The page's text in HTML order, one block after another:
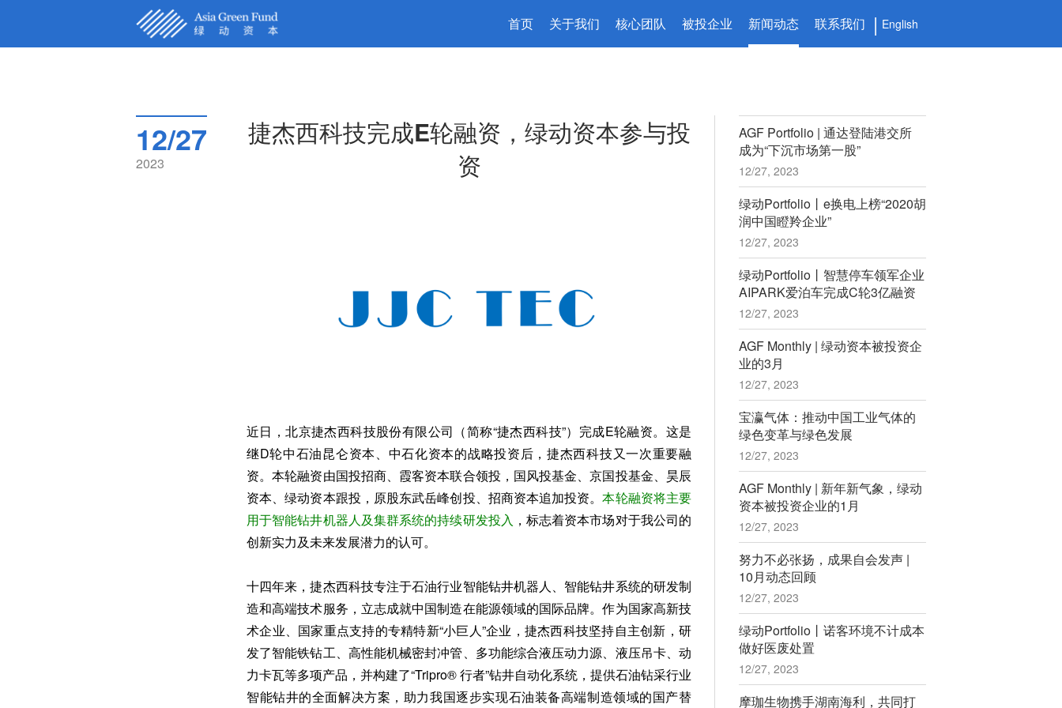
核心团队
English
首页 关于我们 核心团队 被投企业 新闻动态 联系我们
12/27
2023
捷杰西科技完成E轮融资，绿动资本参与投
资
近日，北京捷杰西科技股份有限公司（简称“捷杰西科技”）完成E轮融资。这是
继D轮中石油昆仑资本、中石化资本的战略投资后，捷杰西科技又一次重要融
资。本轮融资由国投招商、霞客资本联合领投，国风投基金、京国投基金、昊辰
资本、绿动资本跟投，原股东武岳峰创投、招商资本追加投资。本轮融资将主要
用于智能钻井机器人及集群系统的持续研发投入 ，标志着资本市场对于我公司的
创新实力及未来发展潜力的认可。
十四年来，捷杰西科技专注于石油行业智能钻井机器人、智能钻井系统的研发制
造和高端技术服务，立志成就中国制造在能源领域的国际品牌。作为国家高新技
术企业、国家重点支持的专精特新“小巨人”企业，捷杰西科技坚持自主创新，研
发了智能铁钻工、高性能机械密封冲管、多功能综合液压动力源、液压吊卡、动
力卡瓦等多项产品，并构建了“Tripro® 行者”钻井自动化系统，提供石油钻采行业
智能钻井的全面解决方案，助力我国逐步实现石油装备高端制造领域的国产替
AGF Portfolio | 通达登陆港交所
成为“下沉市场第一股”
12/27, 2023
绿动Portfolio丨e换电上榜“2020胡
润中国瞪羚企业”
12/27, 2023
绿动Portfolio丨智慧停车领军企业
AIPARK爱泊车完成C轮3亿融资
12/27, 2023
AGF Monthly | 绿动资本被投资企
业的3月
12/27, 2023
宝瀛气体：推动中国工业气体的
绿色变革与绿色发展
12/27, 2023
AGF Monthly | 新年新气象，绿动
资本被投资企业的1月
12/27, 2023
努力不必张扬，成果自会发声 |
10月动态回顾
12/27, 2023
绿动Portfolio丨诺客环境不计成本
做好医废处置
12/27, 2023
摩珈生物携手湖南海利，共同打